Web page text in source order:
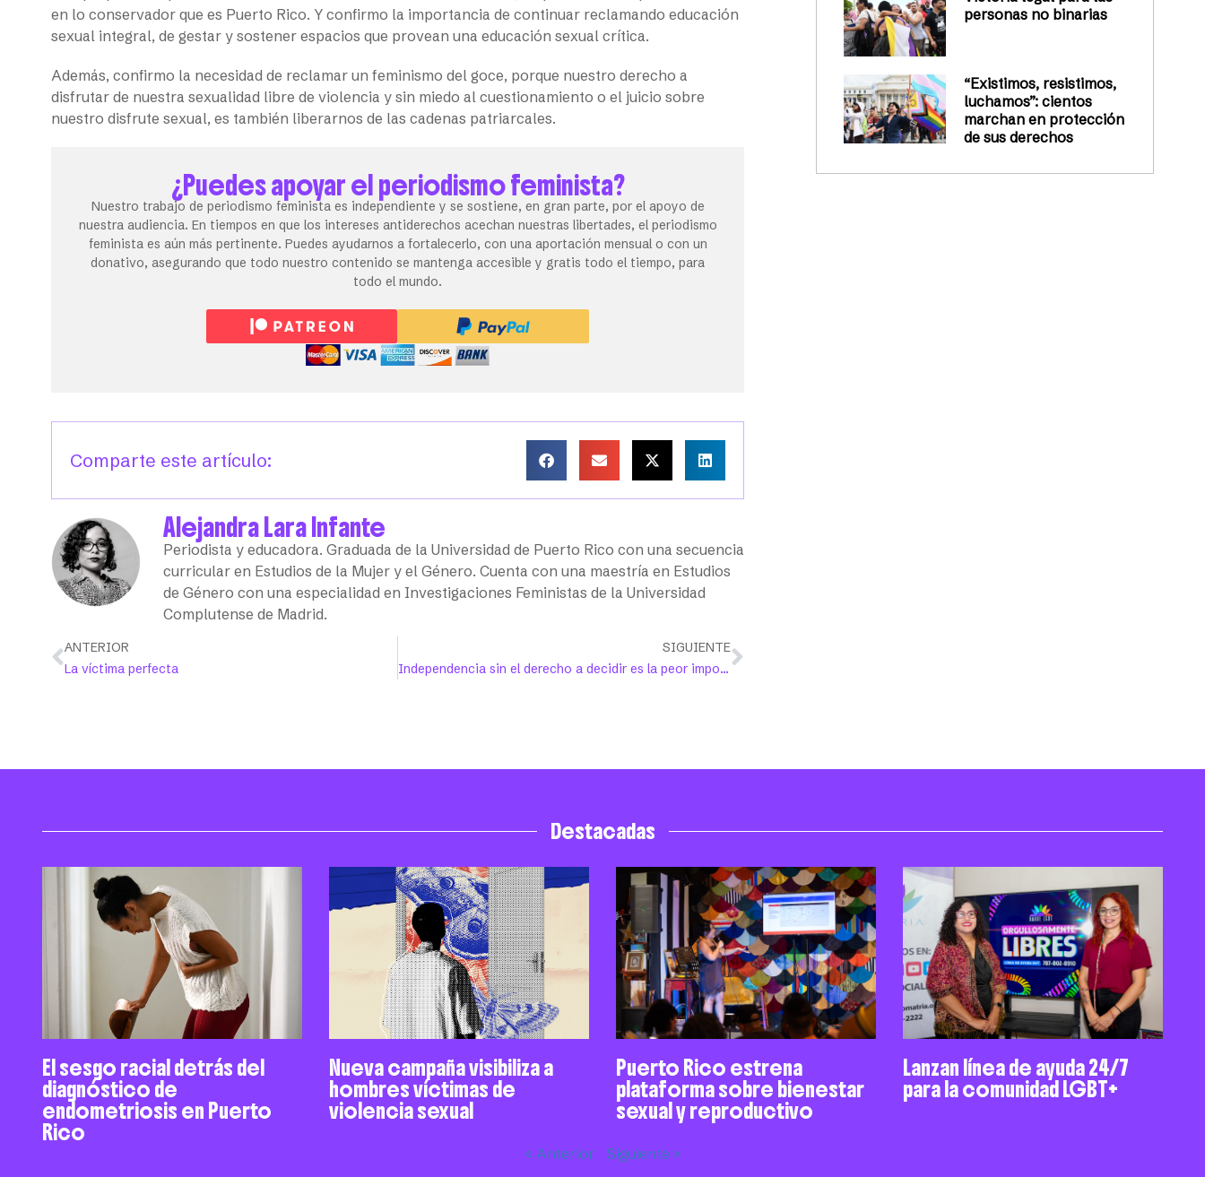
en lo conservador que es Puerto Rico. Y confirmo la importancia de continuar reclamando educación
sexual integral, de gestar y sostener espacios que provean una educación sexual crítica.
Además, confirmo la necesidad de reclamar un feminismo del goce, porque nuestro derecho a
disfrutar de nuestra sexualidad libre de violencia y sin miedo al cuestionamiento o el juicio sobre
nuestro disfrute sexual, es también liberarnos de las cadenas patriarcales.
¿Puedes apoyar el periodismo feminista?
Nuestro trabajo de periodismo feminista es independiente y se sostiene, en gran parte, por el apoyo de
nuestra audiencia. En tiempos en que los intereses antiderechos acechan nuestras libertades, el periodismo
feminista es aún más pertinente. Puedes ayudarnos a fortalecerlo, con una aportación mensual o con un
donativo, asegurando que todo nuestro contenido se mantenga accesible y gratis todo el tiempo, para
todo el mundo.
Comparte este artículo:
Alejandra Lara Infante
Periodista y educadora. Graduada de la Universidad de Puerto Rico con una secuencia
curricular en Estudios de la Mujer y el Género. Cuenta con una maestría en Estudios
de Género con una especialidad en Investigaciones Feministas de la Universidad
Complutense de Madrid.
ANTERIOR
La víctima perfecta
SIGUIENTE
Independencia sin el derecho a decidir es la peor imposición
personas no binarias
“Existimos, resistimos,
luchamos”: cientos
marchan en protección
de sus derechos
Destacadas
El sesgo racial detrás del
diagnóstico de
endometriosis en Puerto
Rico
Nueva campaña visibiliza a
hombres víctimas de
violencia sexual
Puerto Rico estrena
plataforma sobre bienestar
sexual y reproductivo
Lanzan línea de ayuda 24/7
para la comunidad LGBT+
« Anterior Siguiente »